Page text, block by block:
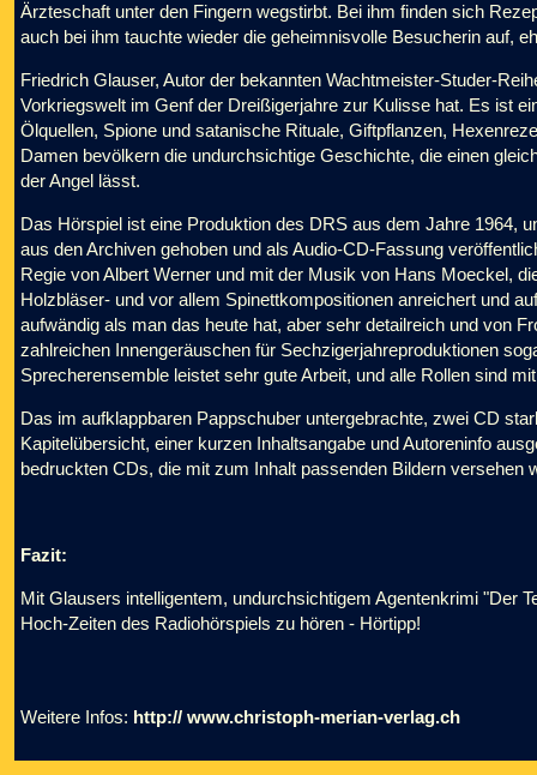
Ärzteschaft unter den Fingern wegstirbt. Bei ihm finden sich
auch bei ihm tauchte wieder die geheimnisvolle Besucherin auf,
Friedrich Glauser, Autor der bekannten Wachtmeister-Studer-
Vorkriegswelt im Genf der Dreißigerjahre zur Kulisse hat. Es ist
Ölquellen, Spione und satanische Rituale, Giftpflanzen,
Damen bevölkern die undurchsichtige Geschichte, die einen
der Angel lässt.
Das Hörspiel ist eine Produktion des DRS aus dem Jahre 1964,
aus den Archiven gehoben und als Audio-CD-Fassung
Regie von Albert Werner und mit der Musik von Hans Moeckel,
Holzbläser- und vor allem Spinettkompositionen anreichert und
aufwändig als man das heute hat, aber sehr detailreich und von
zahlreichen Innengeräuschen für Sechzigerjahreproduktionen
Sprecherensemble leistet sehr gute Arbeit, und alle Rollen sind
Das im aufklappbaren Pappschuber untergebrachte, zwei CD
Kapitelübersicht, einer kurzen Inhaltsangabe und Autoreninfo
bedruckten CDs, die mit zum Inhalt passenden Bildern versehen
Fazit:
Mit Glausers intelligentem, undurchsichtigem Agentenkrimi "Der
Hoch-Zeiten des Radiohörspiels zu hören - Hörtipp!
Weitere Infos: http:// www.christoph-merian-verlag.ch